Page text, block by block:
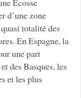
d’une zone
totalité des
En Espagne, la
une part
des Basques, les
et les plus